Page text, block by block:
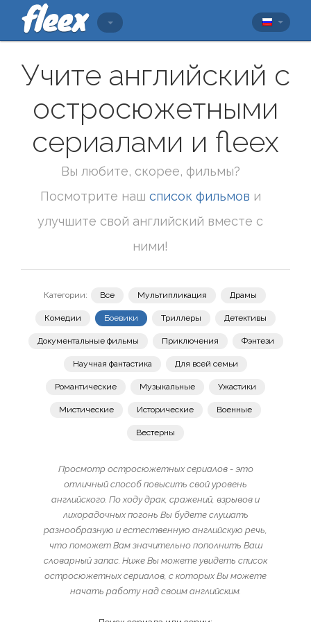
Учите английский с
остросюжетными
сериалами и fleex
Вы любите, скорее, фильмы?
Посмотрите наш список фильмов и
улучшите свой английский вместе с
ними!
Категории: Все Мультипликация Драмы
Комедии Боевики Триллеры Детективы
Документальные фильмы Приключения Фэнтези
Научная фантастика Для всей семьи
Романтические Музыкальные Ужастики
Мистические Исторические Военные
Вестерны
Просмотр остросюжетных сериалов - это
отличный способ повысить свой уровень
английского. По ходу драк, сражений, взрывов и
лихорадочных погонь Вы будете слушать
разнообразную и естественную английскую речь,
что поможет Вам значительно пополнить Ваш
словарный запас. Ниже Вы можете увидеть список
остросюжетных сериалов, с которых Вы можете
начать работу над своим английским.